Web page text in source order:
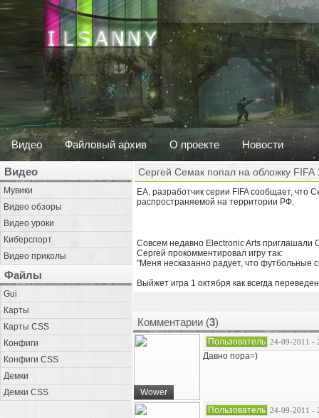
Видео Файловый архив О проекте Новости
Видео
Мувики
Видео обзоры
Видео уроки
Киберспорт
Видео приколы
Файлы
Gui
Карты
Карты CSS
Конфиги
Конфиги CSS
Демки
Демки CSS
Сергей Семак попал на обложку FIFA
EA, разработчик серии FIFA сообщает, что
распространяемой на территории РФ.
Совсем недавно Electronic Arts приглашали
Сергей прокомментировал игру так:
"Меня несказанно радует, что футбольные
Выйжет игра 1 октября как всегда
Комментарии (3)
Wower
Пользователь 24-09-2011 -
Давно пора=)
Пользователь 24-09-2011 -